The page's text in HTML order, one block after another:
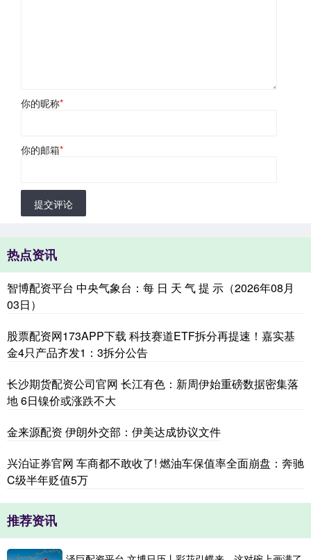
你的昵称*
你的邮箱*
提交评论
热点资讯
智博配资平台 中央气象台：每 日 天 气 提 示（2026年08月
03日）
股票配资网173APP下载 科技赛道ETF拆分再提速！嘉实基
金4只产品齐发1：3拆分公告
长沙期货配资公司官网 长江有色：新周伊始重磅数据密集落
地 6日镍价或涨跌不大
金来源配资 伊朗外交部：伊美达成协议文件
兴泊证券官网 车商都不敢收了! 燃油车保值率全面崩盘：奔驰
C级半年贬值5万
推荐资讯